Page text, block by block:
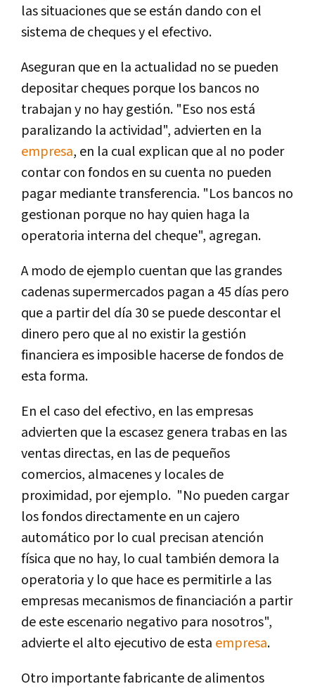
las situaciones que se están dando con el
sistema de cheques y el efectivo.
Aseguran que en la actualidad no se pueden
depositar cheques porque los bancos no
trabajan y no hay gestión. "Eso nos está
paralizando la actividad", advierten en la
empresa, en la cual explican que al no poder
contar con fondos en su cuenta no pueden
pagar mediante transferencia. "Los bancos no
gestionan porque no hay quien haga la
operatoria interna del cheque", agregan.
A modo de ejemplo cuentan que las grandes
cadenas supermercados pagan a 45 días pero
que a partir del día 30 se puede descontar el
dinero pero que al no existir la gestión
financiera es imposible hacerse de fondos de
esta forma.
En el caso del efectivo, en las empresas
advierten que la escasez genera trabas en las
ventas directas, en las de pequeños
comercios, almacenes y locales de
proximidad, por ejemplo. "No pueden cargar
los fondos directamente en un cajero
automático por lo cual precisan atención
física que no hay, lo cual también demora la
operatoria y lo que hace es permitirle a las
empresas mecanismos de financiación a partir
de este escenario negativo para nosotros",
advierte el alto ejecutivo de esta empresa.
Otro importante fabricante de alimentos